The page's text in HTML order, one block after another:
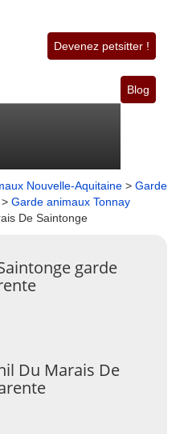
Devenez petsitter !
Blog
Nouvelle-Aquitaine > Garde
> Garde animaux Tonnay
De Saintonge
garde
Du Marais De